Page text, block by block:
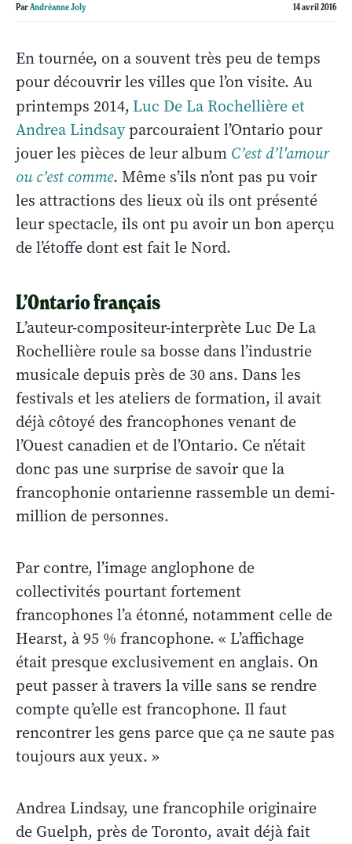
ParAndréanne Joly 14 avril 2016
En tournée, on a souvent très peu de temps
pour découvrir les villes que l’on visite. Au
printemps 2014, Luc De La Rochellière et
Andrea Lindsayparcouraient l’Ontario pour
jouer les pièces de leur album C’est d’l'amour
ou c’est comme. Même s’ils n’ont pas pu voir
les attractions des lieux où ils ont présenté
leur spectacle, ils ont pu avoir un bon aperçu
de l’étoffe dont est fait le Nord.
L’Ontario français
L’auteur-compositeur-interprète Luc De La
Rochellière roule sa bosse dans l’industrie
musicale depuis près de 30 ans. Dans les
festivals et les ateliers de formation, il avait
déjà côtoyé des francophones venant de
l’Ouest canadien et de l’Ontario. Ce n’était
donc pas une surprise de savoir que la
francophonie ontarienne rassemble un demi-
million de personnes.
Par contre, l’image anglophone de
collectivités pourtant fortement
francophones l’a étonné, notamment celle de
Hearst, à 95 % francophone. « L’affichage
était presque exclusivement en anglais. On
peut passer à travers la ville sans se rendre
compte qu’elle est francophone. Il faut
rencontrer les gens parce que ça ne saute pas
toujours aux yeux. »
Andrea Lindsay, une francophile originaire
de Guelph, près de Toronto, avait déjà fait